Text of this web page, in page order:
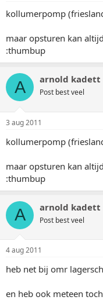
kollumerpomp
maar opsturen kan
:thumbup
A arnold kadett
Post best veel
3 aug 2011
kollumerpomp
maar opsturen kan
:thumbup
A arnold kadett
Post best veel
4 aug 2011
heb net bij omr
en heb ook meteen